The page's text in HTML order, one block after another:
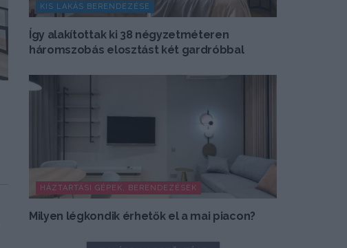
KIS LAKÁS BERENDEZÉSE
Így alakítottak ki 38 négyzetméteren
háromszobás elosztást két gardróbbal
HÁZTARTÁSI GÉPEK, BERENDEZÉSEK
Milyen légkondik érhetők el a mai piacon?